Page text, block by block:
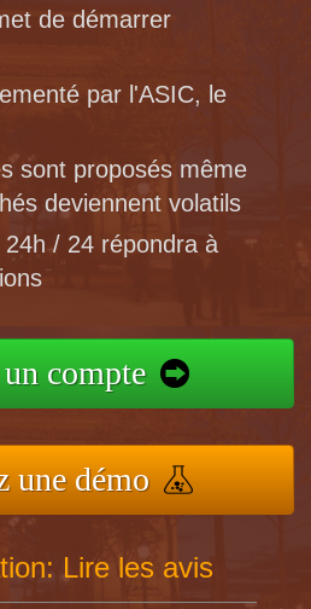
de démarrer
par l'ASIC, le
sont proposés même
deviennent volatils
/ 24 répondra à
compte
une démo
Lire les avis